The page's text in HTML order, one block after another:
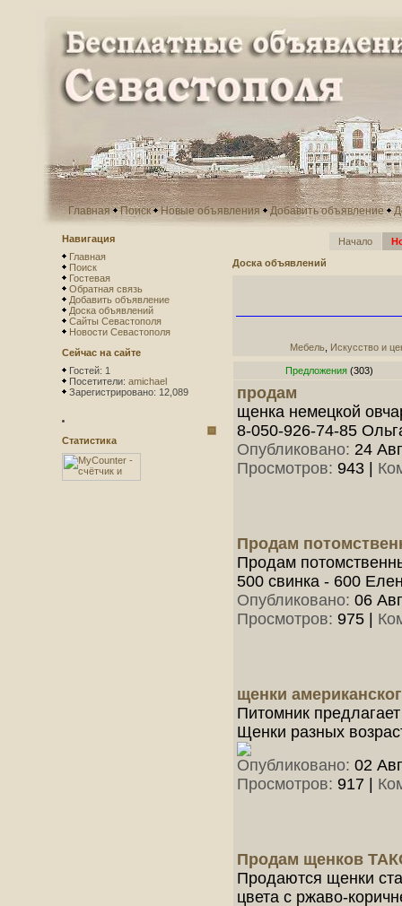
Главная Поиск Новые объявления Добавить объявление
Навигация
Главная
Поиск
Гостевая
Обратная связь
Добавить объявление
Доска объявлений
Сайты Севастополя
Новости Севастополя
Сейчас на сайте
Гостей: 1
Посетители: amichael
Зарегистрировано: 12,089
Статистика
Начало
Доска объявлений
Мебель Искусство и
Предложения (303)
продам
щенка немецкой
8-050-926-74-85
Опубликовано: 24
Просмотров: 943
Продам
Продам
500 свинка - 600
Опубликовано: 06
Просмотров: 975
щенки
Питомник
Щенки разных
Опубликовано: 02
Просмотров: 917
Продам щенков
Продаются щенки
цвета с ржаво-